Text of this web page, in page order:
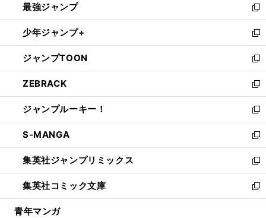
ド
ウ
で
開
く
ィ
ン
ド
ウ
で
開
く
い
ウ
ィ
ン
ド
ウ
で
開
く
最強ジャンプ
新
し
い
ウ
ィ
ン
ド
ウ
で
開
く
少年ジャンプ+
新
し
い
ウ
ィ
ン
ド
ウ
で
開
く
ジャンプTOON
新
し
い
ウ
ィ
ン
ド
ウ
で
開
く
ZEBRACK
新
し
い
ウ
ィ
ン
ド
ウ
で
開
ジャンプルーキー！
新
し
い
ウ
ィ
ン
ド
ウ
S-MANGA
新
し
い
ウ
ィ
ン
集英社ジャンプリミックス
新
し
い
ウ
集英社コミック文庫
新
し
青年マンガ